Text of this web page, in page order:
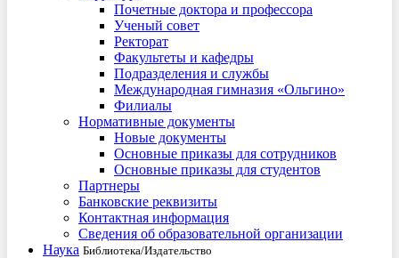
Почетные доктора и профессора
Ученый совет
Ректорат
Факультеты и кафедры
Подразделения и службы
Международная гимназия «Ольгино»
Филиалы
Нормативные документы
Новые документы
Основные приказы для сотрудников
Основные приказы для студентов
Партнеры
Банковские реквизиты
Контактная информация
Сведения об образовательной организации
Наука Библиотека/Издательство